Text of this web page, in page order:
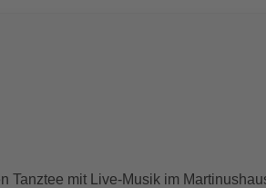
Tanztee mit Live-Musik im